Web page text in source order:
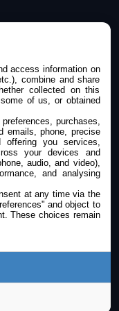
access information on
combine and share
collected on this
of us, or obtained
purchases,
emails, phone, precise
offering you services,
your devices and
audio, and video),
and analysing
at any time via the
and object to
These choices remain